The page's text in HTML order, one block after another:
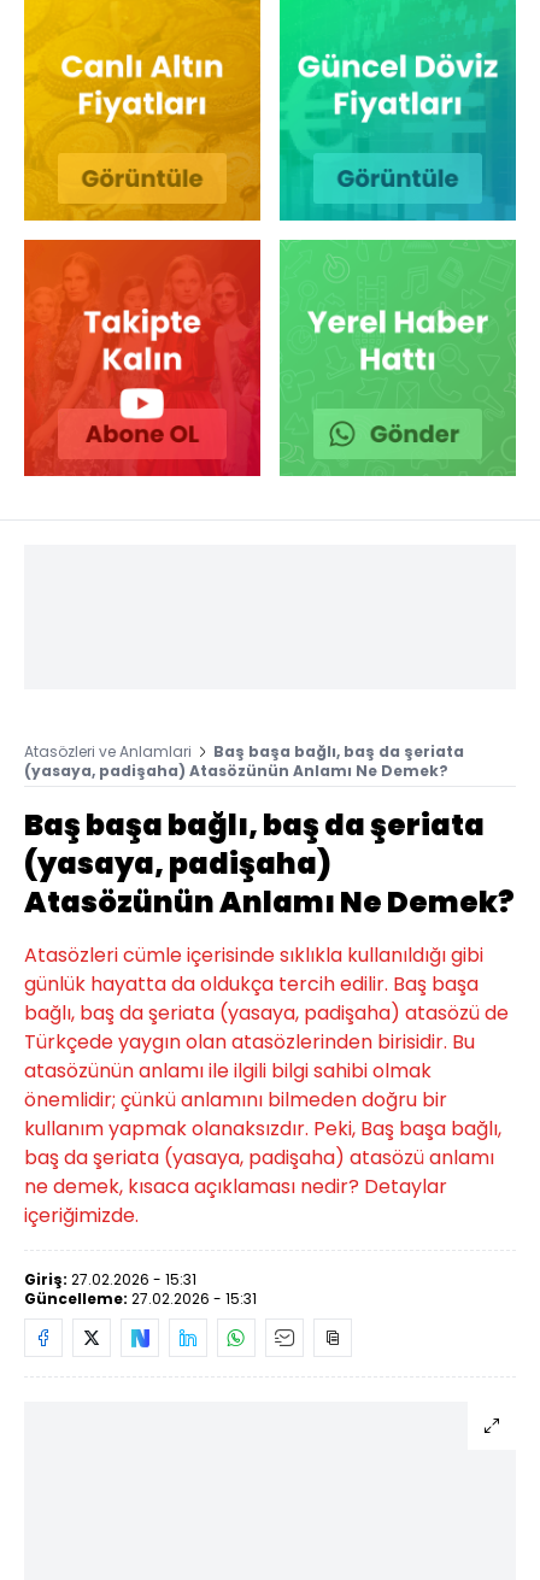
Atasözleri ve Anlamlari
Baş başa bağlı, baş da şeriata
(yasaya, padişaha) Atasözünün Anlamı Ne Demek?
Baş başa bağlı, baş da şeriata
(yasaya, padişaha)
Atasözünün Anlamı Ne Demek?
Atasözleri cümle içerisinde sıklıkla kullanıldığı gibi
günlük hayatta da oldukça tercih edilir. Baş başa
bağlı, baş da şeriata (yasaya, padişaha) atasözü de
Türkçede yaygın olan atasözlerinden birisidir. Bu
atasözünün anlamı ile ilgili bilgi sahibi olmak
önemlidir; çünkü anlamını bilmeden doğru bir
kullanım yapmak olanaksızdır. Peki, Baş başa bağlı,
baş da şeriata (yasaya, padişaha) atasözü anlamı
ne demek, kısaca açıklaması nedir? Detaylar
içeriğimizde.
Giriş: 27.02.2026 - 15:31
Güncelleme: 27.02.2026 - 15:31